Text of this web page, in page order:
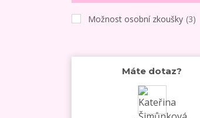
Možnost osobní zkoušky (3)
Máte dotaz?